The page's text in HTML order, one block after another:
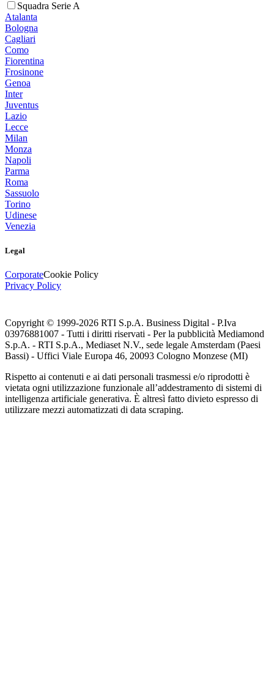
Squadra Serie A
Atalanta
Bologna
Cagliari
Como
Fiorentina
Frosinone
Genoa
Inter
Juventus
Lazio
Lecce
Milan
Monza
Napoli
Parma
Roma
Sassuolo
Torino
Udinese
Venezia
Legal
CorporateCookie Policy
Privacy Policy
Copyright © 1999-2026 RTI S.p.A. Business Digital - P.Iva
03976881007 - Tutti i diritti riservati - Per la pubblicità Mediamond
S.p.A. - RTI S.p.A., Mediaset N.V., sede legale Amsterdam (Paesi
Bassi) - Uffici Viale Europa 46, 20093 Cologno Monzese (MI)
Rispetto ai contenuti e ai dati personali trasmessi e/o riprodotti è
vietata ogni utilizzazione funzionale all’addestramento di sistemi di
intelligenza artificiale generativa. È altresì fatto divieto espresso di
utilizzare mezzi automatizzati di data scraping.